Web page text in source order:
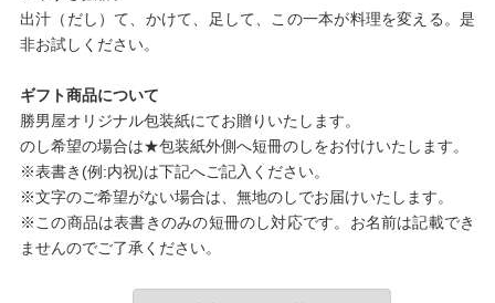
出汁（だし）て、かけて、足して、この一本が料理を変える。是
非お試しください。
ギフト商品について
勝男屋オリジナル包装紙にてお贈りいたします。
のし希望の場合は★包装紙外側へ短冊のしをお付けいたします。
※表書き(例:内祝)は下記へご記入ください。
※文字のご希望がない場合は、無地のしでお届けいたします。
※この商品は表書きのみの短冊のし対応です。お名前は記載でき
ませんのでご了承ください。